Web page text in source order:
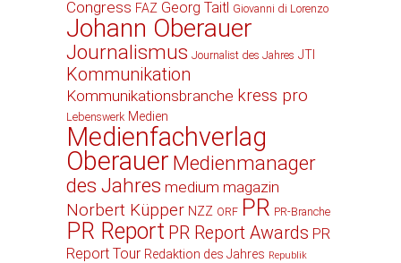
Congress FAZ Georg Taitl Giovanni di Lorenzo
Johann Oberauer
Journalismus Journalist des Jahres JTI
Kommunikation
Kommunikationsbranche kress pro
Lebenswerk Medien
Medienfachverlag
Oberauer Medienmanager
des Jahres medium magazin
Norbert Küpper NZZ ORF PR PR-Branche
PR Report PR Report Awards PR
Report Tour Redaktion des Jahres Republik